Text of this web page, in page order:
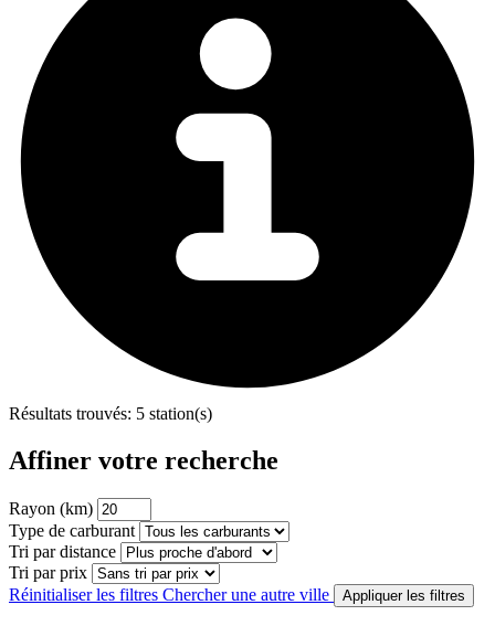
Résultats trouvés: 5 station(s)
Affiner votre recherche
Rayon (km)
Type de carburant
Tri par distance
Tri par prix
Réinitialiser les filtres Chercher une autre ville Appliquer les filtres